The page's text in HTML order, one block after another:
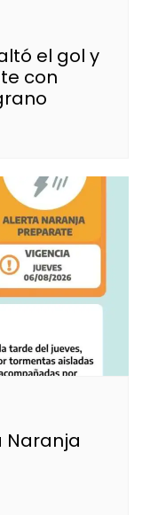
el gol y
con
Naranja